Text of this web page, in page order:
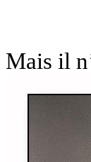
Mais il